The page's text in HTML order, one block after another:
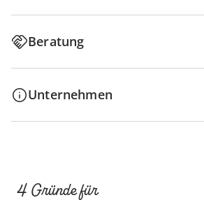
Beratung
Unternehmen
4 Gründe für